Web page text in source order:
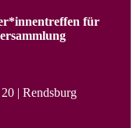
für
| Rendsburg